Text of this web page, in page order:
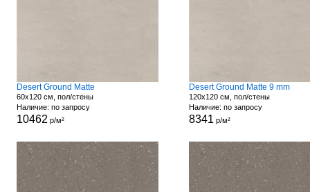
Desert Ground Matte
60x120 см, пол/стены
Наличие: по запросу
10462 р/м²
Desert Ground Matte 9 mm
120x120 см, пол/стены
Наличие: по запросу
8341 р/м²